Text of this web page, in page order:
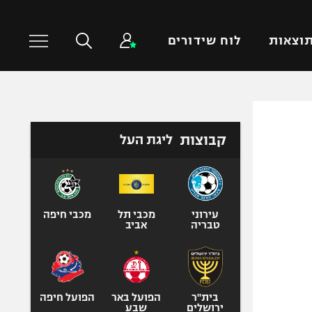
תוצאות לוח שידורים
טניס
כדורעף
ספורט אולימפי
קבוצות ליגת העל
עירוני
טבריה
מכבי תל
אביב
מכבי חיפה
בית"ר
ירושלים
הפועל באר
שבע
הפועל חיפה